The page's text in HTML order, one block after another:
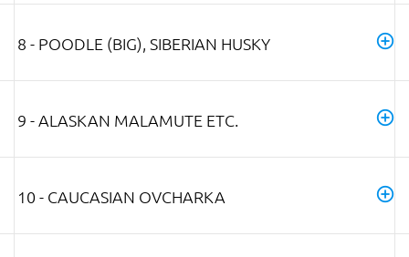
8 - POODLE (BIG), SIBERIAN HUSKY
9 - ALASKAN MALAMUTE ETC.
10 - CAUCASIAN OVCHARKA